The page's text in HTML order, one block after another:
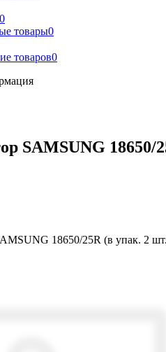
0
товары0
товаров0
SAMSUNG 18650/
18650/25R (в упак. 2